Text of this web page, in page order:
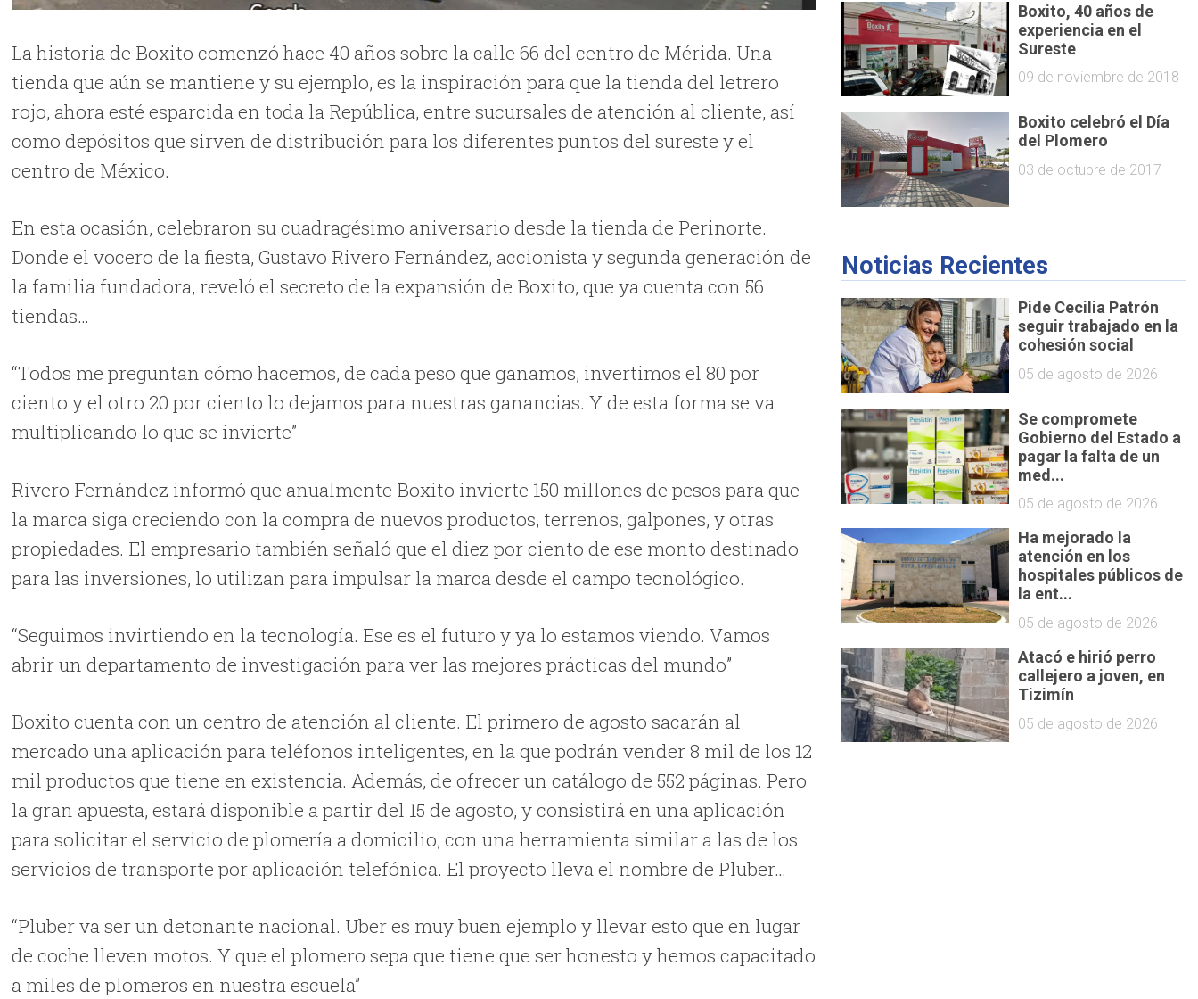
La historia de Boxito comenzó hace 40 años sobre la calle 66 del centro de Mérida. Una
tienda que aún se mantiene y su ejemplo, es la inspiración para que la tienda del letrero
rojo, ahora esté esparcida en toda la República, entre sucursales de atención al cliente, así
como depósitos que sirven de distribución para los diferentes puntos del sureste y el
centro de México.
En esta ocasión, celebraron su cuadragésimo aniversario desde la tienda de Perinorte.
Donde el vocero de la fiesta, Gustavo Rivero Fernández, accionista y segunda generación de
la familia fundadora, reveló el secreto de la expansión de Boxito, que ya cuenta con 56
tiendas…
“Todos me preguntan cómo hacemos, de cada peso que ganamos, invertimos el 80 por
ciento y el otro 20 por ciento lo dejamos para nuestras ganancias. Y de esta forma se va
multiplicando lo que se invierte”
Rivero Fernández informó que anualmente Boxito invierte 150 millones de pesos para que
la marca siga creciendo con la compra de nuevos productos, terrenos, galpones, y otras
propiedades. El empresario también señaló que el diez por ciento de ese monto destinado
para las inversiones, lo utilizan para impulsar la marca desde el campo tecnológico.
“Seguimos invirtiendo en la tecnología. Ese es el futuro y ya lo estamos viendo. Vamos
abrir un departamento de investigación para ver las mejores prácticas del mundo”
Boxito cuenta con un centro de atención al cliente. El primero de agosto sacarán al
mercado una aplicación para teléfonos inteligentes, en la que podrán vender 8 mil de los 12
mil productos que tiene en existencia. Además, de ofrecer un catálogo de 552 páginas. Pero
la gran apuesta, estará disponible a partir del 15 de agosto, y consistirá en una aplicación
para solicitar el servicio de plomería a domicilio, con una herramienta similar a las de los
servicios de transporte por aplicación telefónica. El proyecto lleva el nombre de Pluber…
“Pluber va ser un detonante nacional. Uber es muy buen ejemplo y llevar esto que en lugar
de coche lleven motos. Y que el plomero sepa que tiene que ser honesto y hemos capacitado
a miles de plomeros en nuestra escuela”
Boxito, 40 años de
experiencia en el
Sureste
09 de noviembre de 2018
Boxito celebró el Día
del Plomero
03 de octubre de 2017
Noticias Recientes
Pide Cecilia Patrón
seguir trabajado en la
cohesión social
05 de agosto de 2026
Se compromete
Gobierno del Estado a
pagar la falta de un
med...
05 de agosto de 2026
Ha mejorado la
atención en los
hospitales públicos de
la ent...
05 de agosto de 2026
Atacó e hirió perro
callejero a joven, en
Tizimín
05 de agosto de 2026